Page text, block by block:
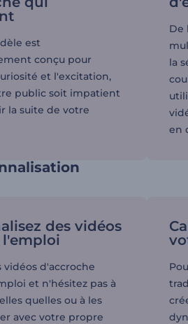
est
conçu pour
et l'excitation,
public soit impatient
la suite de votre
De
la
en
des vidéos
l'emploi
vidéos d'accroche
et n'hésitez pas à
quelles ou à les
avec votre propre